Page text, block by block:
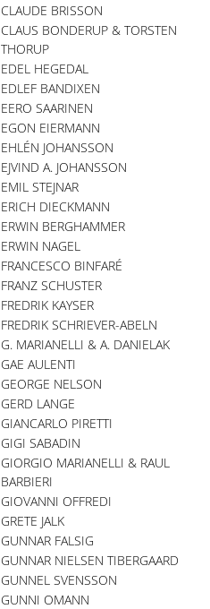
CLAUDE BRISSON
CLAUS BONDERUP & TORSTEN
THORUP
EDEL HEGEDAL
EDLEF BANDIXEN
EERO SAARINEN
EGON EIERMANN
EHLÉN JOHANSSON
EJVIND A. JOHANSSON
EMIL STEJNAR
ERICH DIECKMANN
ERWIN BERGHAMMER
ERWIN NAGEL
FRANCESCO BINFARÉ
FRANZ SCHUSTER
FREDRIK KAYSER
FREDRIK SCHRIEVER-ABELN
G. MARIANELLI & A. DANIELAK
GAE AULENTI
GEORGE NELSON
GERD LANGE
GIANCARLO PIRETTI
GIGI SABADIN
GIORGIO MARIANELLI & RAUL
BARBIERI
GIOVANNI OFFREDI
GRETE JALK
GUNNAR FALSIG
GUNNAR NIELSEN TIBERGAARD
GUNNEL SVENSSON
GUNNI OMANN